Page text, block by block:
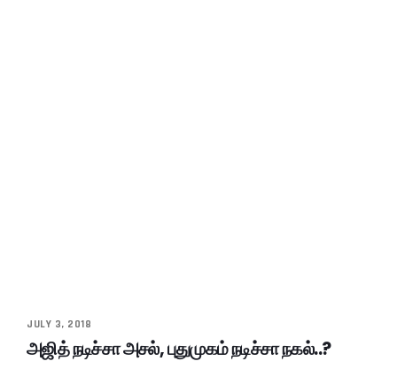
JULY 3, 2018
அஜித் நடிச்சா அசல், புதுமுகம் நடிச்சா நகல்..?